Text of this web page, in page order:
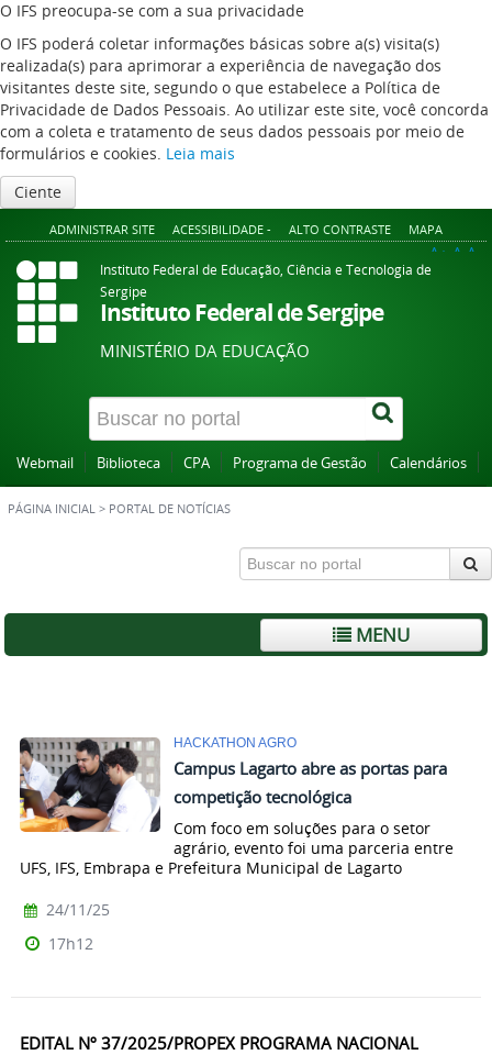
O IFS preocupa-se com a sua privacidade
O IFS poderá coletar informações básicas sobre a(s) visita(s)
realizada(s) para aprimorar a experiência de navegação dos
visitantes deste site, segundo o que estabelece a Política de
Privacidade de Dados Pessoais. Ao utilizar este site, você concorda
com a coleta e tratamento de seus dados pessoais por meio de
formulários e cookies. Leia mais
Ciente
ADMINISTRAR SITE ACESSIBILIDADE - ALTO CONTRASTE MAPA
A+ A A-
Instituto Federal de Educação, Ciência e Tecnologia de
Sergipe
Instituto Federal de Sergipe
MINISTÉRIO DA EDUCAÇÃO
Webmail Biblioteca CPA Programa de Gestão Calendários
PÁGINA INICIAL > PORTAL DE NOTÍCIAS
MENU
HACKATHON AGRO
Campus Lagarto abre as portas para
competição tecnológica
Com foco em soluções para o setor
agrário, evento foi uma parceria entre
UFS, IFS, Embrapa e Prefeitura Municipal de Lagarto
24/11/25
17h12
EDITAL Nº 37/2025/PROPEX PROGRAMA NACIONAL